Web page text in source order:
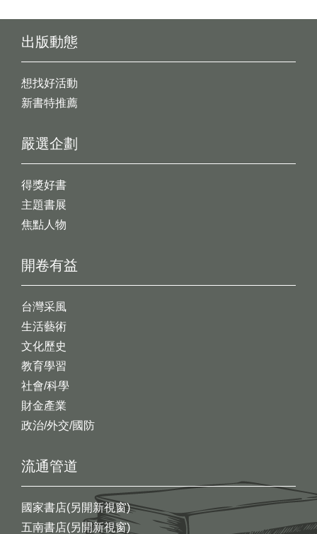
出版動態
想找好活動
新書特推薦
開卷有益
台灣采風
生活藝術
文化歷史
教育學習
社會/科學
財金產業
政治/外交/國防
嚴選企劃
得獎好書
主題書展
焦點人物
流通管道
國家書店(另開新視窗)
五南書店(另開新視窗)